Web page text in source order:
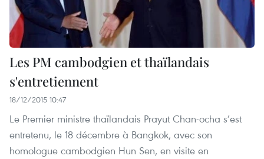
Les PM cambodgien et thaïlandais
s'entretiennent
18/12/2015 10:47
Le Premier ministre thaïlandais Prayut Chan-ocha s’est
entretenu, le 18 décembre à Bangkok, avec son
homologue cambodgien Hun Sen, en visite en